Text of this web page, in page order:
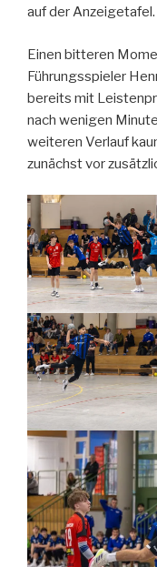
auf der Anzeigetafel.
Einen bitteren
Führungsspieler
bereits mit
nach wenigen
weiteren Verlauf
zunächst vor